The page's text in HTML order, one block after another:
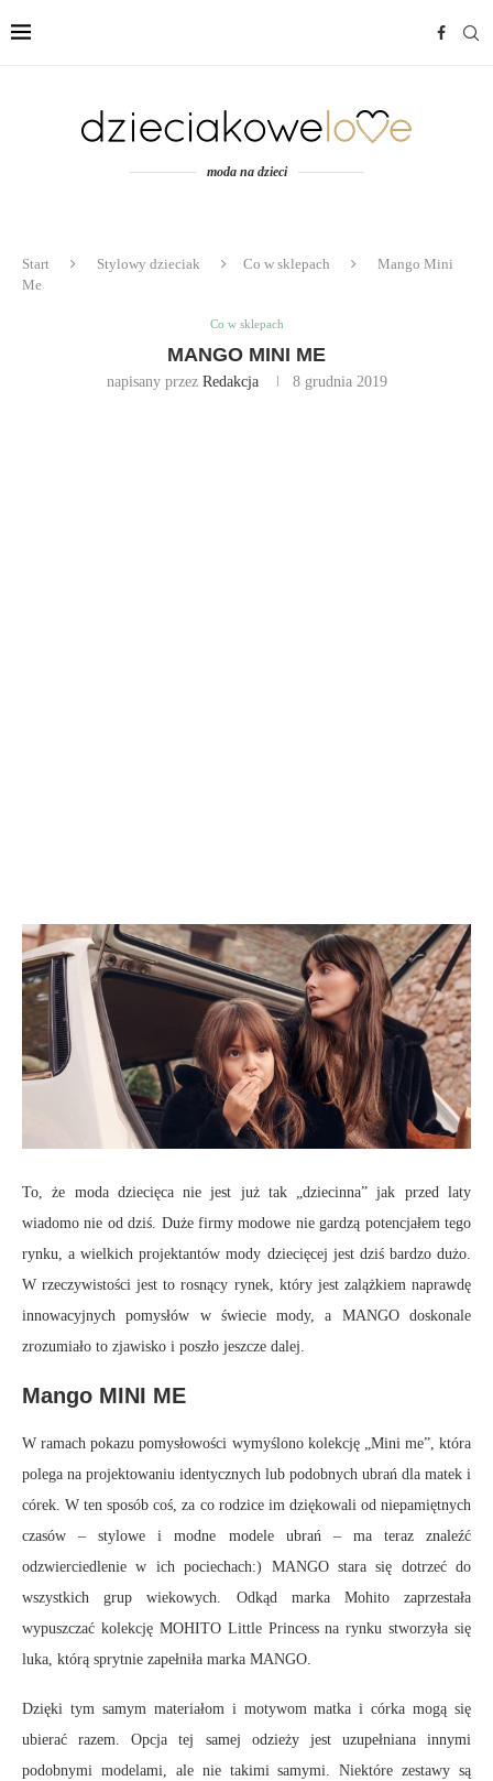
moda na dzieci
Start Stylowy dzieciak Co w sklepach
Mango Mini
Me
Co w sklepach
MANGO MINI ME
napisany przez Redakcja 8 grudnia 2019
To, że moda dziecięca nie jest już tak „dziecinna” jak przed laty
wiadomo nie od dziś. Duże firmy modowe nie gardzą potencjałem tego
rynku, a wielkich projektantów mody dziecięcej jest dziś bardzo dużo.
W rzeczywistości jest to rosnący rynek, który jest zalążkiem naprawdę
innowacyjnych pomysłów w świecie mody, a MANGO doskonale
zrozumiało to zjawisko i poszło jeszcze dalej.
Mango MINI ME
W ramach pokazu pomysłowości wymyślono kolekcję „Mini me”, która
polega na projektowaniu identycznych lub podobnych ubrań dla matek i
córek. W ten sposób coś, za co rodzice im dziękowali od niepamiętnych
czasów – stylowe i modne modele ubrań – ma teraz znaleźć
odzwierciedlenie w ich pociechach:) MANGO stara się dotrzeć do
wszystkich grup wiekowych. Odkąd marka Mohito zaprzestała
wypuszczać kolekcję MOHITO Little Princess na rynku stworzyła się
luka, którą sprytnie zapełniła marka MANGO.
Dzięki tym samym materiałom i motywom matka i córka mogą się
ubierać razem. Opcja tej samej odzieży jest uzupełniana innymi
podobnymi modelami, ale nie takimi samymi. Niektóre zestawy są